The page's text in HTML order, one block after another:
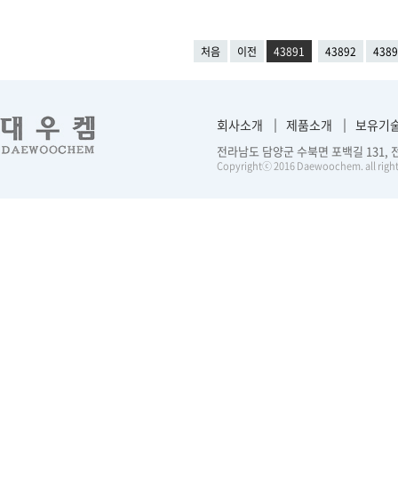
처음 이전 43891 43892
회사소개 제품소개 보유기
전라남도 담양군 수북면 포백길
Copyrightⓒ 2016 Daewoochem. all